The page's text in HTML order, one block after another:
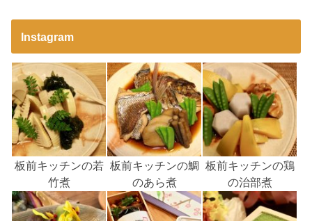
Instagram
板前キッチンの若
竹煮
板前キッチンの鯛
のあら煮
板前キッチンの鶏
の治部煮